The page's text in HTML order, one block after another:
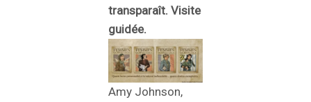
transparaît. Visite
guidée.
Amy Johnson,